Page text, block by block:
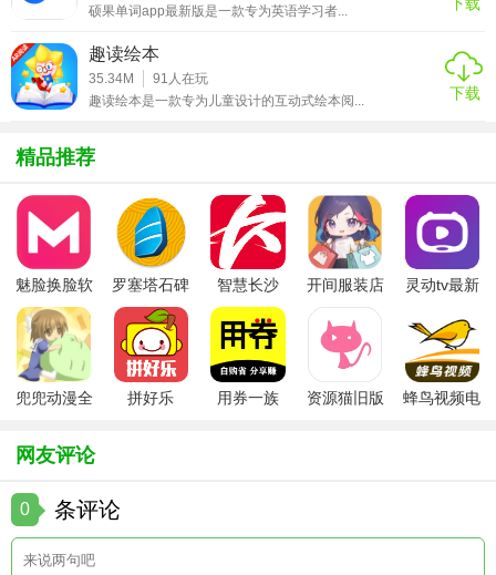
1. 经典绘本：收录国内外知名绘本故事，如《安徒生童
话》、《小王子》等。
2. 科普百科：涵盖天文地理、动植物、人体科学等，增长孩
3. 儿歌童谣：精选儿童歌曲，促进语言能力和音乐感知。
4. 互动故事：通过点击、拖拽等互动方式，让孩子参与故事
发展，提升想象力。
【叫叫阅读免费版玩法】
1. 选择书籍：在首页浏览或搜索感兴趣的书籍。
阅读体验。
3. 互动操作：根据故事中的提示进行点击、拖动等互动操
作。
4. 记录成长：查看个人阅读报告，参与阅读挑战，赢取奖
硕果单词app最新版是一款专为英语学习者...
下载
趣读绘本
35.34M 91 人在玩
趣读绘本是一款专为儿童设计的互动式绘本阅...
下载
精品推荐
魅脸换脸软
件
罗塞塔石碑
安卓版
智慧长沙
app
开间服装店
灵动tv最新
兜兜动漫全
拼好乐 用券一族 资源猫旧版
蜂鸟视频电
网友评论
0 条评论